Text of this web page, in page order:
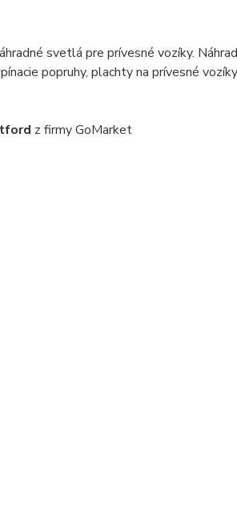
svetlá pre prívesné vozíky.
popruhy, plachty na prívesné
z firmy GoMarket